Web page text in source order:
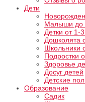
Дети
Малыши до
Детки от 1-
Дошколята
Школьники
Подростки
Здоровье
Досуг детей
Детские
Образование
Садик